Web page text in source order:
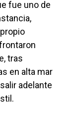
fue uno de
tras
en alta mar
adelante